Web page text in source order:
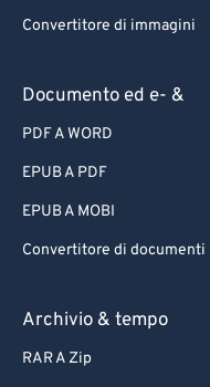
Convertitore di immagini
Documento ed e- &
PDF A WORD
EPUB A PDF
EPUB A MOBI
Convertitore di documenti
Archivio & tempo
RAR A Zip